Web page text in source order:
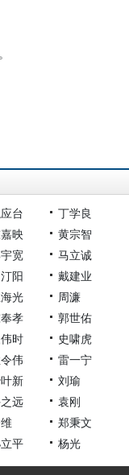
台
丁学良
映
黄宗智
宽
马立诚
阳
戴建业
光
周濂
孝
郭世佑
时
史啸虎
伟
雷一宁
新
刘瑜
远
袁刚
郑秉文
平 杨光